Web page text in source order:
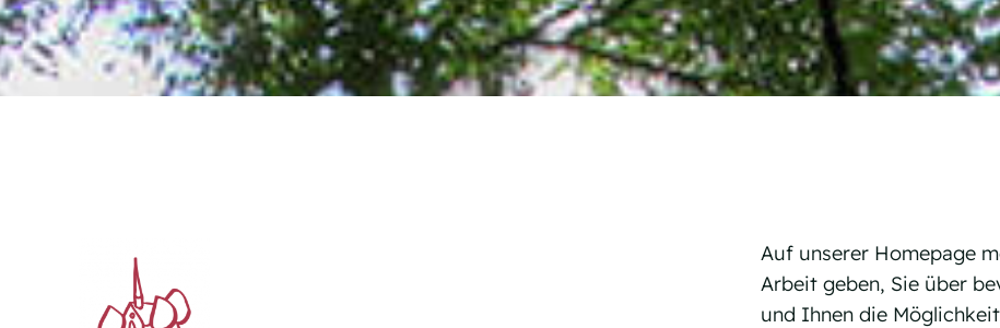
Auf unserer Homepage
Arbeit geben, Sie über
und Ihnen die